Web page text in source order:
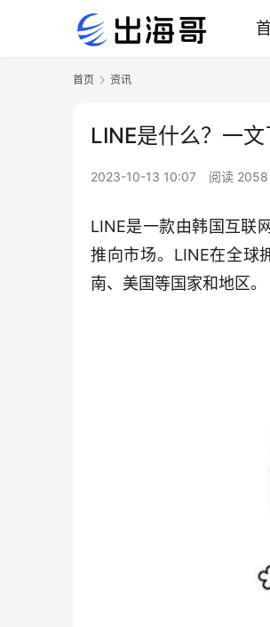
首页 资讯
LINE是什么？一
2023-10-13 10:07 阅读 2058
LINE是一款由韩国互联
推向市场。LINE在全球
南、美国等国家和地区。